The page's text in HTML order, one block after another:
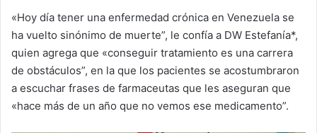
«Hoy día tener una enfermedad crónica en Venezuela se
ha vuelto sinónimo de muerte”, le confía a DW Estefanía*,
quien agrega que «conseguir tratamiento es una carrera
de obstáculos”, en la que los pacientes se acostumbraron
a escuchar frases de farmaceutas que les aseguran que
«hace más de un año que no vemos ese medicamento”.